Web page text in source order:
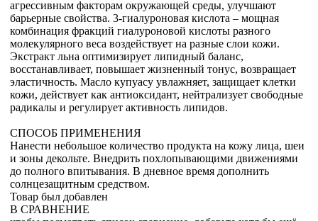
агрессивным факторам окружающей среды, улучшают
барьерные свойства. 3-гиалуроновая кислота – мощная
комбинация фракций гиалуроновой кислоты разного
молекулярного веса воздействует на разные слои кожи.
Экстракт льна оптимизирует липидный баланс,
восстанавливает, повышает жизненный тонус, возвращает
эластичность. Масло купуасу увлажняет, защищает клетки
кожи, действует как антиоксидант, нейтрализует свободные
радикалы и регулирует активность липидов.
СПОСОБ ПРИМЕНЕНИЯ
Нанести небольшое количество продукта на кожу лица, шеи
и зоны декольте. Внедрить похлопывающими движениями
до полного впитывания. В дневное время дополнить
солнцезащитным средством.
Товар был добавлен
В СРАВНЕНИЕ